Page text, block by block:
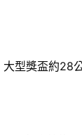
型獎盃約28